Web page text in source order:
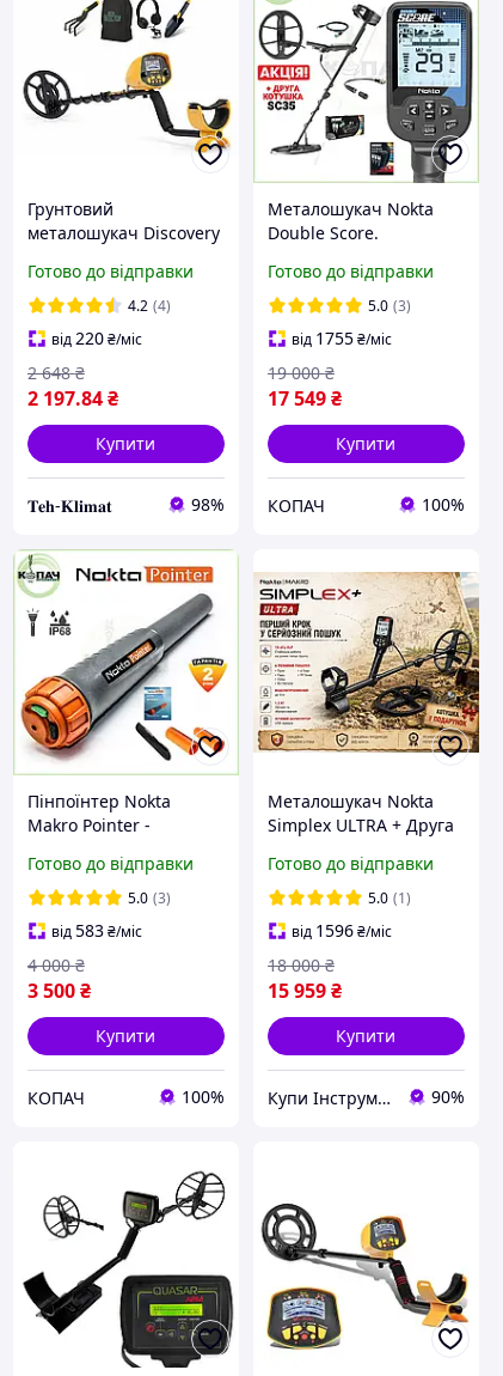
Грунтовий
металошукач Discovery
дискримінацією
гарантія 36 Місяців
Готово до відправки
4.2 (4)
від 220 ₴/міс
2 197.84 ₴
2 648 ₴
Купити
𝐓𝐞𝐡-𝐊𝐥𝐢𝐦𝐚𝐭 98%
Металошукач Nokta
Double Score.
SC35!
Мультичастотний. IP68.
Офіційна гарантія 3
роки. Безкоштовна
доставка
Готово до відправки
5.0 (3)
від 1755₴/міс
17 549₴
19 000 ₴
Купити
КОПАЧ 100%
Пінпоїнтер Nokta
Makro Pointer -
кГц. Захист - IP67.
Цілевказівник Nokta
ProPointer
Готово до відправки
5.0 (3)
від583 ₴/міс
3 500 ₴
4 000 ₴
Купити
КОПАЧ 100%
Металошукач Nokta
Simplex ULTRA + Друга
Для пошуку монет та
золота Нокта Ультра
Готово до відправки
5.0 (1)
від 1596₴/міс
15 959₴
18 000 ₴
Купити
Купи Інструмент 90%